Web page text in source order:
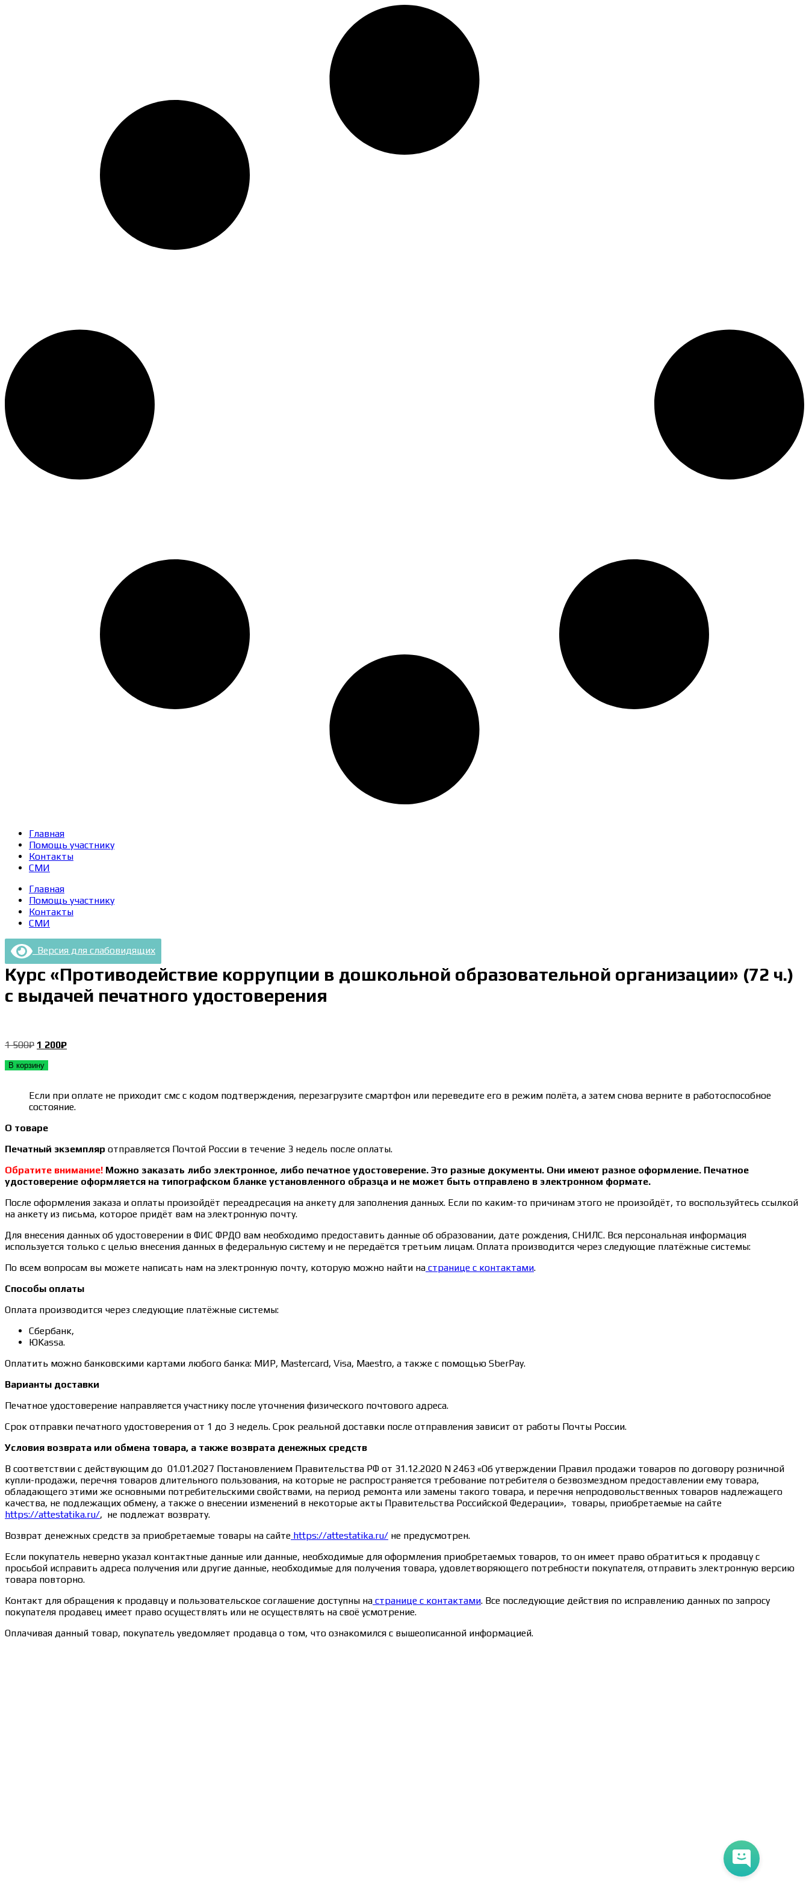
Главная
Помощь участнику
Контакты
СМИ
Главная
Помощь участнику
Контакты
СМИ
Версия для слабовидящих
Курс «Противодействие коррупции в дошкольной образовательной организации» (72 ч.)
с выдачей печатного удостоверения
1 500₽ Первоначальная
составляла
1 200₽Текущая
В корзину
Если при оплате не приходит смс с кодом подтверждения, перезагрузите смартфон или переведите его в режим полёта, а затем снова верните в работоспособное
состояние.
О товаре
Печатный экземпляр отправляется Почтой России в течение 3 недель после оплаты.
Обратите внимание! Можно заказать либо электронное, либо печатное удостоверение. Это разные документы. Они имеют разное оформление. Печатное
удостоверение оформляется на типографском бланке установленного образца и не может быть отправлено в электронном формате.
После оформления заказа и оплаты произойдёт переадресация на анкету для заполнения данных. Если по каким-то причинам этого не произойдёт, то воспользуйтесь ссылкой
на анкету из письма, которое придёт вам на электронную почту.
Для внесения данных об удостоверении в ФИС ФРДО вам необходимо предоставить данные об образовании, дате рождения, СНИЛС. Вся персональная информация
используется только с целью внесения данных в федеральную систему и не передаётся третьим лицам. Оплата производится через следующие платёжные системы:
По всем вопросам вы можете написать нам на электронную почту, которую можно найти на странице с контактами.
Способы оплаты
Оплата производится через следующие платёжные системы:
Сбербанк,
ЮKassa.
Оплатить можно банковскими картами любого банка: МИР, Mastercard, Visa, Maestro, а также с помощью SberPay.
Варианты доставки
Печатное удостоверение направляется участнику после уточнения физического почтового адреса.
Срок отправки печатного удостоверения от 1 до 3 недель. Срок реальной доставки после отправления зависит от работы Почты России.
Условия возврата или обмена товара, а также возврата денежных средств
В соответствии с действующим до 01.01.2027 Постановлением Правительства РФ от 31.12.2020 N 2463 «Об утверждении Правил продажи товаров по договору розничной
купли-продажи, перечня товаров длительного пользования, на которые не распространяется требование потребителя о безвозмездном предоставлении ему товара,
обладающего этими же основными потребительскими свойствами, на период ремонта или замены такого товара, и перечня непродовольственных товаров надлежащего
качества, не подлежащих обмену, а также о внесении изменений в некоторые акты Правительства Российской Федерации», товары, приобретаемые на сайте
https://attestatika.ru/, не подлежат возврату.
Возврат денежных средств за приобретаемые товары на сайте https://attestatika.ru/ не предусмотрен.
Если покупатель неверно указал контактные данные или данные, необходимые для оформления приобретаемых товаров, то он имеет право обратиться к продавцу с
просьбой исправить адреса получения или другие данные, необходимые для получения товара, удовлетворяющего потребности покупателя, отправить электронную версию
товара повторно.
Контакт для обращения к продавцу и пользовательское соглашение доступны на странице с контактами. Все последующие действия по исправлению данных по запросу
покупателя продавец имеет право осуществлять или не осуществлять на своё усмотрение.
Оплачивая данный товар, покупатель уведомляет продавца о том, что ознакомился с вышеописанной информацией.